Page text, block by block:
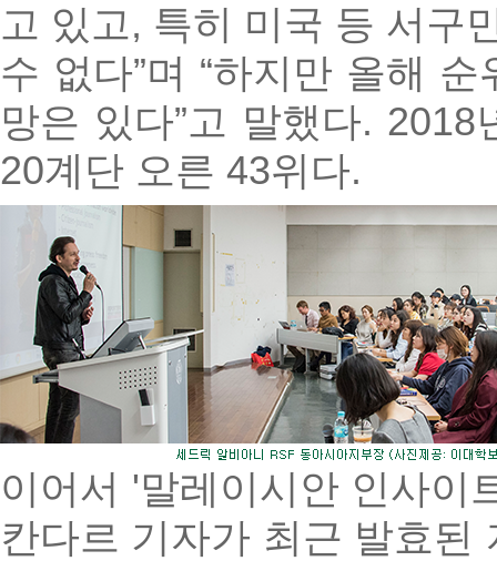
고 있고, 특히 미국 등 서구
수 없다”며 “하지만 올해
망은 있다”고 말했다.
20계단 오른 43위다.
이어서 '말레이시안 인사이
칸다르 기자가 최근 발효된